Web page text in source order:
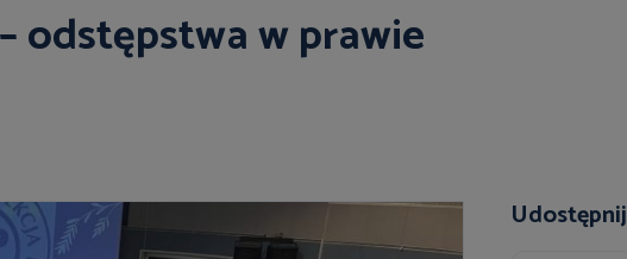
odstępstwa w prawie
Udostępnij